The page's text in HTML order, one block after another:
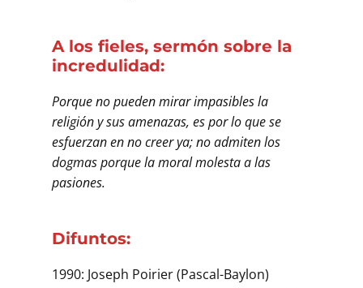
A los fieles, sermón sobre la
incredulidad:
Porque no pueden mirar impasibles la
religión y sus amenazas, es por lo que se
esfuerzan en no creer ya; no admiten los
dogmas porque la moral molesta a las
pasiones.
Difuntos:
1990: Joseph Poirier (Pascal-Baylon)